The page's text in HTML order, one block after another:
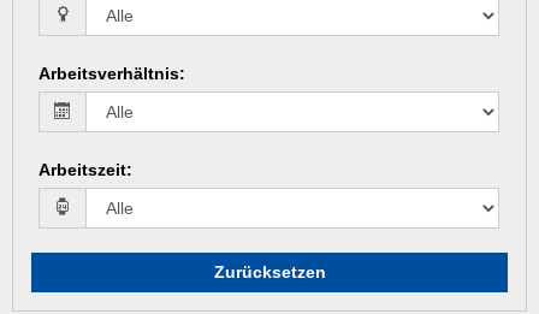
Arbeitsverhältnis:
Arbeitszeit:
Zurücksetzen